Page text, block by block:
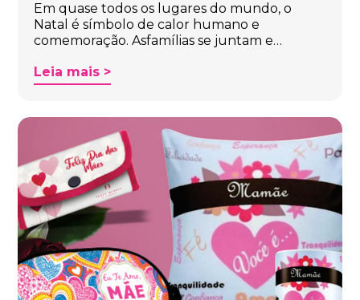
Em quase todos os lugares do mundo, o
Natal é símbolo de calor humano e
comemoração. Asfamílias se juntam e…
Leia mais >